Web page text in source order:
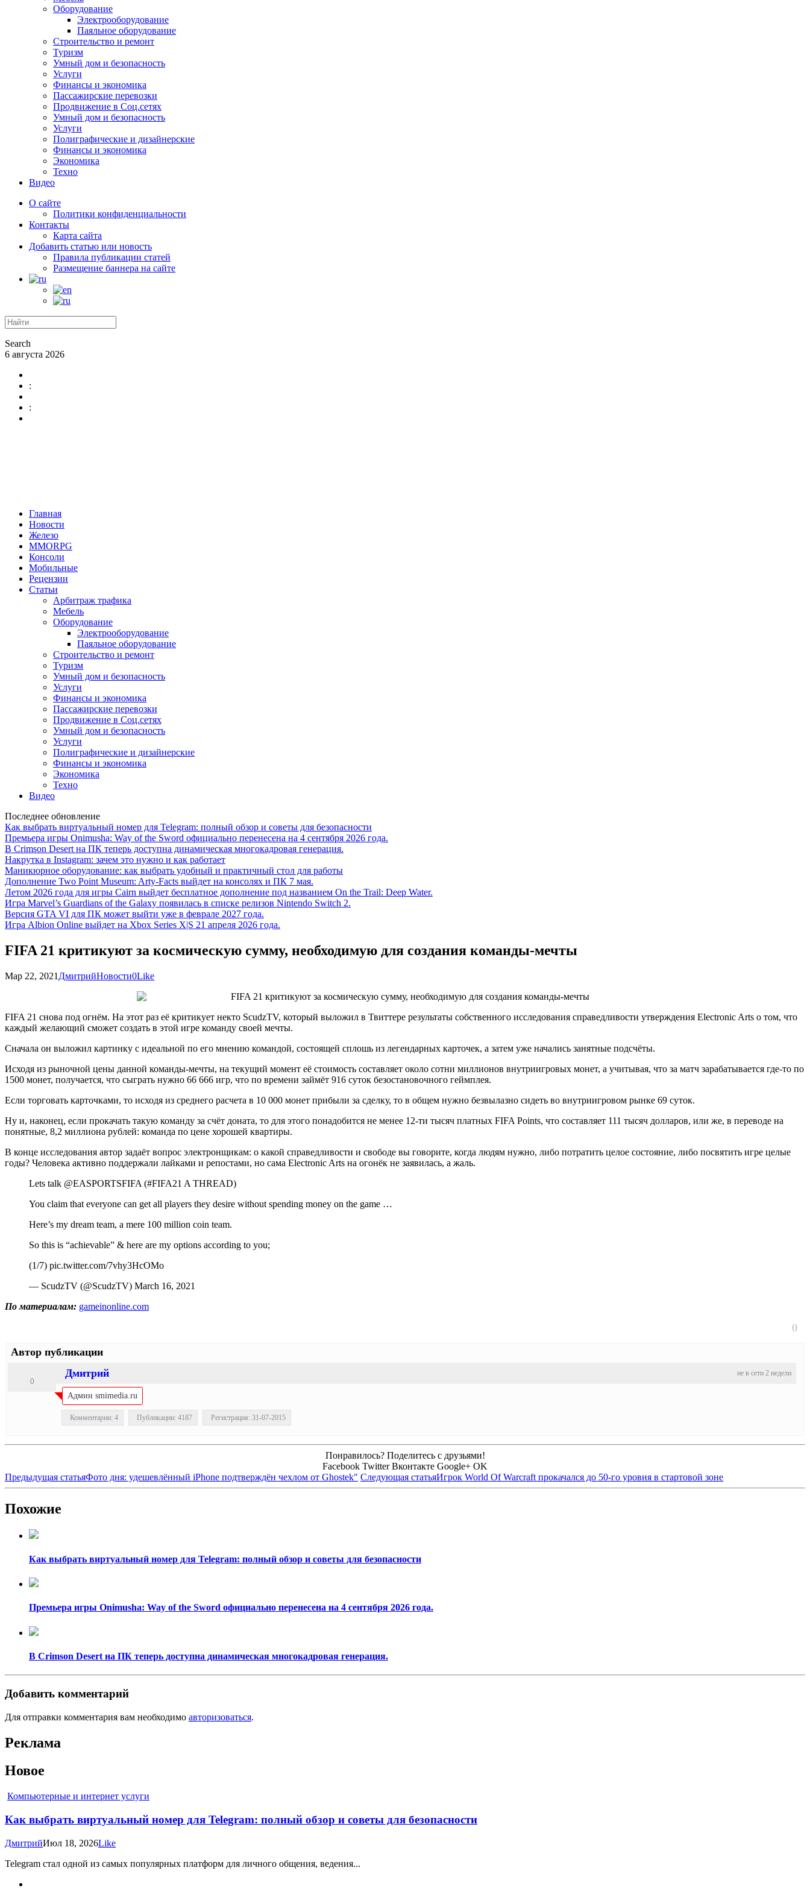
Оборудование
Электрооборудование
Паяльное оборудование
Строительство и ремонт
Туризм
Умный дом и безопасность
Услуги
Финансы и экономика
Пассажирские перевозки
Продвижение в Соц.сетях
Умный дом и безопасность
Услуги
Полиграфические и дизайнерские
Финансы и экономика
Экономика
Техно
Видео
О сайте
Политики конфиденциальности
Контакты
Карта сайта
Добавить статью или новость
Правила публикации статей
Размещение баннера на сайте
Search
6 августа 2026
:
:
Главная
Новости
Железо
MMORPG
Консоли
Мобильные
Рецензии
Статьи
Арбитраж трафика
Мебель
Оборудование
Электрооборудование
Паяльное оборудование
Строительство и ремонт
Туризм
Умный дом и безопасность
Услуги
Финансы и экономика
Пассажирские перевозки
Продвижение в Соц.сетях
Умный дом и безопасность
Услуги
Полиграфические и дизайнерские
Финансы и экономика
Экономика
Техно
Видео
Последнее обновление
Как выбрать виртуальный номер для Telegram: полный обзор и советы для безопасности
Премьера игры Onimusha: Way of the Sword официально перенесена на 4 сентября 2026 года.
В Crimson Desert на ПК теперь доступна динамическая многокадровая генерация.
Накрутка в Instagram: зачем это нужно и как работает
Маникюрное оборудование: как выбрать удобный и практичный стол для работы
Дополнение Two Point Museum: Arty-Facts выйдет на консолях и ПК 7 мая.
Летом 2026 года для игры Cairn выйдет бесплатное дополнение под названием On the Trail: Deep Water.
Игра Marvel’s Guardians of the Galaxy появилась в списке релизов Nintendo Switch 2.
Версия GTA VI для ПК может выйти уже в феврале 2027 года.
Игра Albion Online выйдет на Xbox Series X|S 21 апреля 2026 года.
FIFA 21 критикуют за космическую сумму, необходимую для создания команды-мечты
Мар 22, 2021 ДмитрийНовости0Like
FIFA 21 снова под огнём. На этот раз её критикует некто ScudzTV, который выложил в Твиттере результаты собственного исследования справедливости утверждения Electronic Arts о том, что
каждый желающий сможет создать в этой игре команду своей мечты.
Сначала он выложил картинку с идеальной по его мнению командой, состоящей сплошь из легендарных карточек, а затем уже начались занятные подсчёты.
Исходя из рыночной цены данной команды-мечты, на текущий момент её стоимость составляет около сотни миллионов внутриигровых монет, а учитывая, что за матч зарабатывается где-то по
1500 монет, получается, что сыграть нужно 66 666 игр, что по времени займёт 916 суток безостановочного геймплея.
Если торговать карточками, то исходя из среднего расчета в 10 000 монет прибыли за сделку, то в общем нужно безвылазно сидеть во внутриигровом рынке 69 суток.
Ну и, наконец, если прокачать такую команду за счёт доната, то для этого понадобится не менее 12-ти тысяч платных FIFA Points, что составляет 111 тысяч долларов, или же, в переводе на
понятные, 8,2 миллиона рублей: команда по цене хорошей квартиры.
В конце исследования автор задаёт вопрос электронщикам: о какой справедливости и свободе вы говорите, когда людям нужно, либо потратить целое состояние, либо посвятить игре целые
годы? Человека активно поддержали лайками и репостами, но сама Electronic Arts на огонёк не заявилась, а жаль.
Lets talk @EASPORTSFIFA (#FIFA21 A THREAD)
You claim that everyone can get all players they desire without spending money on the game …
Here’s my dream team, a mere 100 million coin team.
So this is “achievable” & here are my options according to you;
(1/7) pic.twitter.com/7vhy3HcOMo
— ScudzTV (@ScudzTV) March 16, 2021
По материалам: gameinonline.com
0
Автор публикации
не в сети 2 недели
Дмитрий
0
Админ smimedia.ru
Комментарии: 4 Публикации: 4187 Регистрация: 31-07-2015
Понравилось? Поделитесь с друзьями!
Facebook Twitter Вконтакте Google+ OK
Предыдущая статьяФото дня: удешевлённый iPhone подтверждён чехлом от Ghostek" Следующая статьяИгрок World Of Warcraft прокачался до 50-го уровня в стартовой зоне
Похожие
Как выбрать виртуальный номер для Telegram: полный обзор и советы для безопасности
Премьера игры Onimusha: Way of the Sword официально перенесена на 4 сентября 2026 года.
В Crimson Desert на ПК теперь доступна динамическая многокадровая генерация.
Добавить комментарий
Для отправки комментария вам необходимо авторизоваться.
Реклама
Новое
Компьютерные и интернет услуги
Как выбрать виртуальный номер для Telegram: полный обзор и советы для безопасности
ДмитрийИюл 18, 2026Like
Telegram стал одной из самых популярных платформ для личного общения, ведения...